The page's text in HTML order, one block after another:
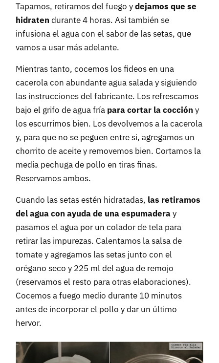
Tapamos, retiramos del fuego ydejamos que se
hidraten durante 4 horas. Así también se
infusiona el agua con el sabor de las setas, que
vamos a usar más adelante.
Mientras tanto, cocemos los fideos en una
cacerola con abundante agua salada y siguiendo
las instrucciones del fabricante. Los refrescamos
bajo el grifo de agua fría para cortar la cocción y
los escurrimos bien. Los devolvemos a la cacerola
y, para que no se peguen entre si, agregamos un
chorrito de aceite y removemos bien. Cortamos la
media pechuga de pollo en tiras finas.
Reservamos ambos.
Cuando las setas estén hidratadas, las retiramos
del agua con ayuda de una espumaderay
pasamos el agua por un colador de tela para
retirar las impurezas. Calentamos la salsa de
tomate y agregamos las setas junto con el
orégano seco y 225 ml del agua de remojo
(reservamos el resto para otras elaboraciones).
Cocemos a fuego medio durante 10 minutos
antes de incorporar el pollo y dar un último
hervor.